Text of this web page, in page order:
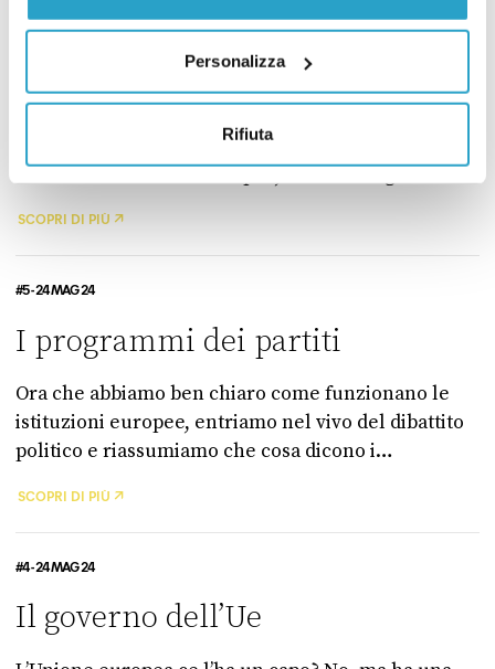
Personalizza
Rifiuta
per finanziare la transizione ecologica e
facile a dirsi che a farsi.
L’allargamento dell’Ue
parliamo di un altro argomento di cui si discute da
anni nella comunità europea, ossia l’allargamento
SCOPRI DI PIÙ
#5 - 24 MAG 24
I programmi dei partiti
Ora che abbiamo ben chiaro come funzionano le
istituzioni europee, entriamo nel vivo del dibattito
politico e riassumiamo che cosa dicono i
loro idea di Europa? Quali sono le battaglie che
vogliono portare a Bruxelles?
SCOPRI DI PIÙ
#4 - 24 MAG 24
Il governo dell’Ue